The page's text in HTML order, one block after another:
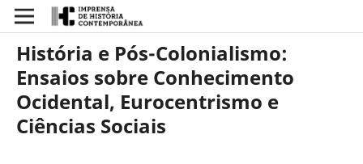
História e Pós-Colonialismo:
Ensaios sobre Conhecimento
Ocidental, Eurocentrismo e
Ciências Sociais